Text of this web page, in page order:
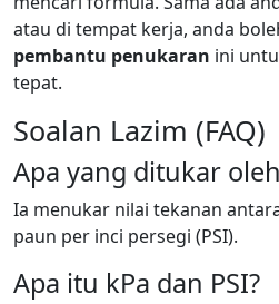
atau di tempat kerja, anda
pembantu penukaran ini
tepat.
Soalan Lazim (FAQ)
Apa yang ditukar
Ia menukar nilai tekanan
paun per inci persegi (PSI).
Apa itu kPa dan PSI?